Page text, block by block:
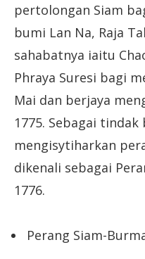
pertolongan Siam
bumi Lan Na, Raja
sahabatnya iaitu
Phraya Suresi bagi
Mai dan berjaya
1775. Sebagai tindak
mengisytiharkan
dikenali sebagai
1776.
Perang Siam-